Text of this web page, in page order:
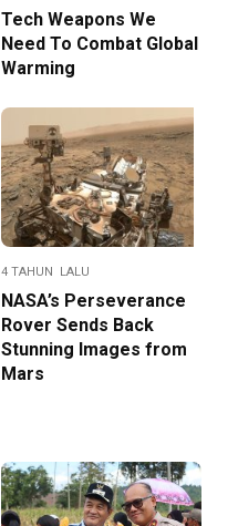
Tech Weapons We
Need To Combat Global
Warming
4 TAHUN LALU
NASA’s Perseverance
Rover Sends Back
Stunning Images from
Mars